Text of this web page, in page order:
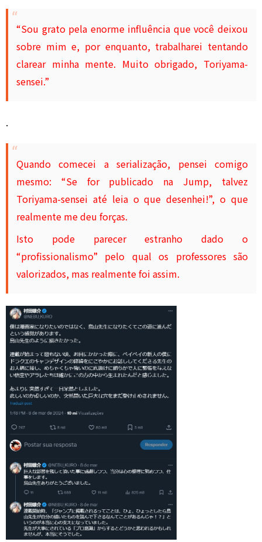
“Sou grato pela enorme influência que você deixou
sobre mim e, por enquanto, trabalharei tentando
clarear minha mente. Muito obrigado, Toriyama-
sensei.”
.
Quando comecei a serialização, pensei comigo
mesmo: “Se for publicado na Jump, talvez
Toriyama-sensei até leia o que desenhei!”, o que
realmente me deu forças.
Isto pode parecer estranho dado o
“profissionalismo” pelo qual os professores são
valorizados, mas realmente foi assim.